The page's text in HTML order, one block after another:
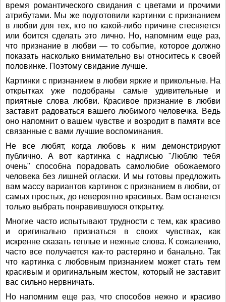
время романтического свидания с цветами и прочими
атрибутами. Мы же подготовили картинки с признанием
в любви для тех, кто по какой-либо причине стесняется
или боится сделать это лично. Но, напомним еще раз,
что признание в любви — то событие, которое должно
показать насколько внимательно вы относитесь к своей
половинке. Поэтому свидание лучше.
Картинки с признанием в любви яркие и прикольные. На
открытках уже подобраны самые удивительные и
приятные слова любви. Красивое признание в любви
заставит радоваться вашего любимого человечка. Ведь
оно напомнит о вашем чувстве и возродит в памяти все
связанные с вами лучшие воспоминания.
Не все любят, когда любовь к ним демонстрируют
публично. А вот картинка с надписью "Люблю тебя
очень" способна порадовать самолюбие обожаемого
человека без лишней огласки. И мы готовы предложить
вам массу вариантов картинок с признанием в любви, от
самых простых, до невероятно красивых. Вам останется
только выбрать понравившуюся открытку.
Многие часто испытывают трудности с тем, как красиво
и оригинально признаться в своих чувствах, как
искренне сказать теплые и нежные слова. К сожалению,
часто все получается как-то растеряно и банально. Так
что картинка с любовным признанием может стать тем
красивым и оригинальным жестом, который не заставит
вас сильно нервничать.
Но напомним еще раз, что способов нежно и красиво